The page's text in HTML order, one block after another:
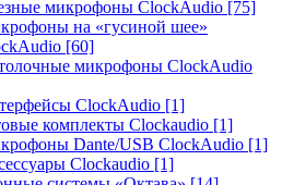
микрофоны ClockAudio [75]
на «гусиной шее»
[60]
микрофоны ClockAudio
ClockAudio [1]
комплекты Clockaudio [1]
Dante/USB ClockAudio [1]
Clockaudio [1]